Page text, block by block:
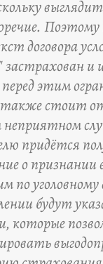
выглядит
Поэтому
договора
застрахован и
этим
также стоит
придётся
о признании
по уголовному
будут
которые